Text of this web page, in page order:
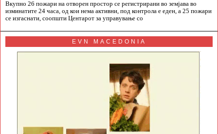
Вкупно 26 пожари на отворен простор се регистрирани во земјава во
изминатите 24 часа, од кои нема активни, под контрола е еден, а 25 пожари
се изгаснати, соопшти Центарот за управување со
EVN MACEDONIA